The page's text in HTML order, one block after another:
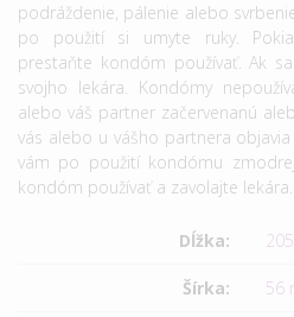
podráždenie, pálenie alebo
po použití si umyte ruky.
prestaňte kondóm používať. Ak
svojho lekára. Kondómy
alebo váš partner začervenanú
vás alebo u vášho partnera
vám po použití kondómu
kondóm používať a zavolajte lekára.
Dĺžka:
Šírka: 56